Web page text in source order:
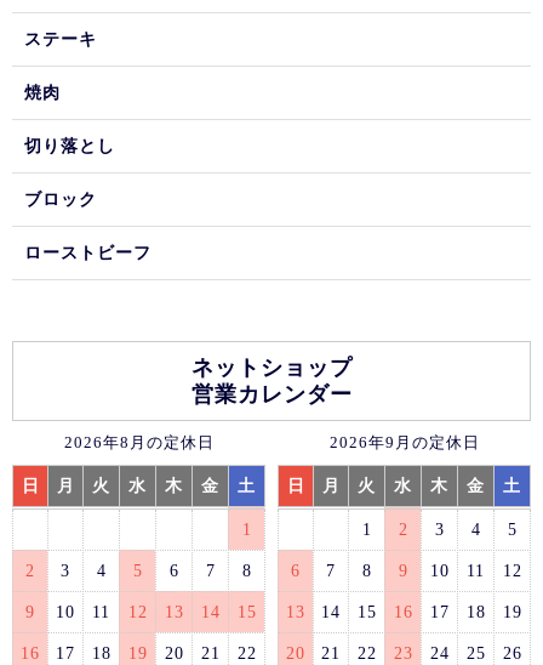
ステーキ
焼肉
切り落とし
ブロック
ローストビーフ
ネットショップ
営業カレンダー
2026年8月の定休日
日 月 火 水 木 金 土
1
2 3 4 5 6 7 8
9 10 11 12 13 14 15
16 17 18 19 20 21 22
2026年9月の定休日
日 月 火 水 木 金 土
1 2 3 4 5
6 7 8 9 10 11 12
13 14 15 16 17 18 19
20 21 22 23 24 25 26